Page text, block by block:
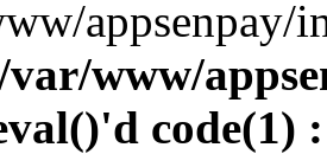
var/www/
code(1)